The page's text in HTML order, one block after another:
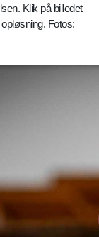
Klik på billedet
Fotos: